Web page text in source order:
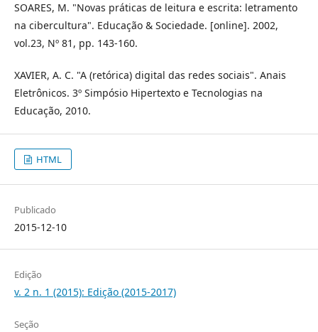
SOARES, M. "Novas práticas de leitura e escrita: letramento
na cibercultura". Educação & Sociedade. [online]. 2002,
vol.23, Nº 81, pp. 143-160.
XAVIER, A. C. "A (retórica) digital das redes sociais". Anais
Eletrônicos. 3º Simpósio Hipertexto e Tecnologias na
Educação, 2010.
HTML
Publicado
2015-12-10
Edição
v. 2 n. 1 (2015): Edição (2015-2017)
Seção